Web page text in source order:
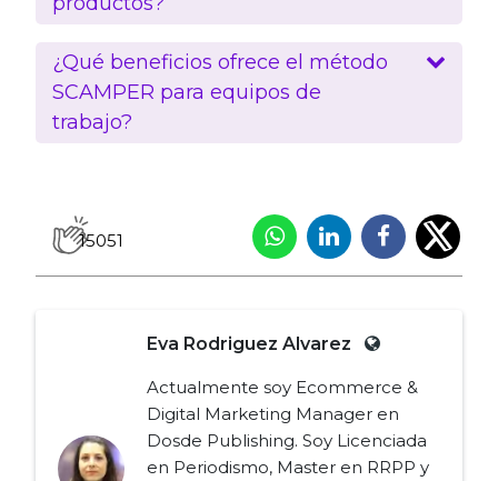
¿Qué beneficios ofrece el método
SCAMPER para equipos de
trabajo?
15051
Eva Rodriguez Alvarez
Actualmente soy Ecommerce &
Digital Marketing Manager en
Dosde Publishing. Soy Licenciada
en Periodismo, Master en RRPP y